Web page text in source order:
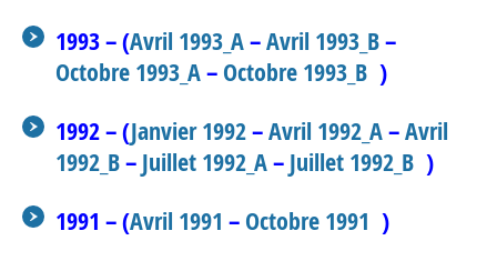
1993 – (Avril 1993_A–Avril 1993_B–
Octobre 1993_A– Octobre 1993_B )
1992 – (Janvier 1992–Avril 1992_A–Avril
1992_B– Juillet 1992_A– Juillet 1992_B )
1991 – (Avril 1991 – Octobre 1991 )